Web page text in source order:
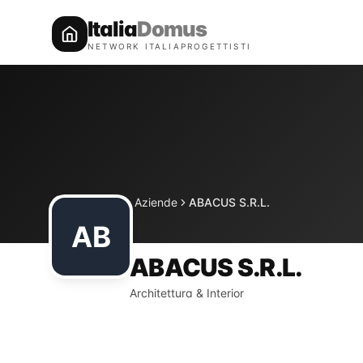
ItaliaDomus
NETWORK ITALIAPROGETTISTI
HomeDirectory Aziende ABACUS S.R.L.
AB
ABACUS S.R.L.
Architettura & Interior